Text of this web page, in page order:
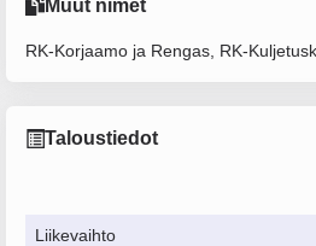
Muut nimet
RK-Korjaamo ja Rengas, RK-
Taloustiedot
Liikevaihto